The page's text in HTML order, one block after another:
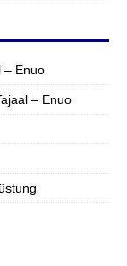
– Enuo
– Enuo